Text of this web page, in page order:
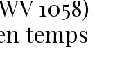
1058)
temps